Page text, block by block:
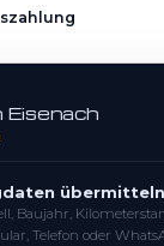
Eisenach
übermitteln
Baujahr,
Telefon oder